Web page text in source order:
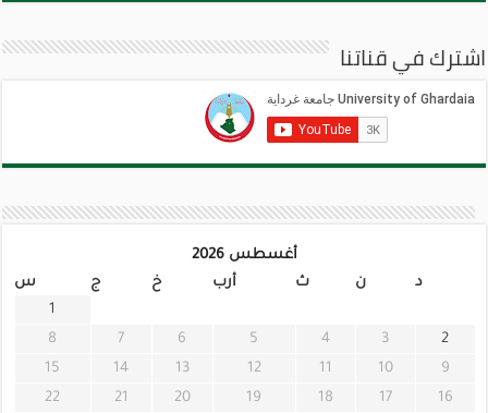
اشترك في قناتنا
أغسطس 2026
د
ن ث أرب خ ج
س
1
2
3
4
5
6
7
8
9
10
11
12
13
14
15
16
17
18
19
20
21
22